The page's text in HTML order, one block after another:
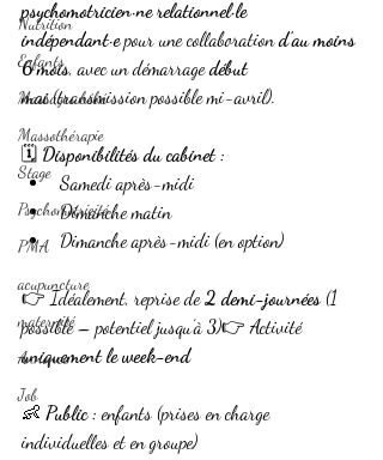
Nutrition
Enfants
Massages bébé
Massothérapie
Stage
Psychomotricité
PMA
acupuncture
maternité
Annonce
Job
psychomotricien·ne relationnel·le
indépendant·e pour une collaboration d’au moins
6 mois, avec un démarrage début
mai (transmission possible mi-avril).
🗓️ Disponibilités du cabinet :
Samedi après-midi
Dimanche matin
Dimanche après-midi (en option)
👉 Idéalement, reprise de 2 demi-journées (1
possible – potentiel jusqu’à 3)👉 Activité
uniquement le week-end
👶 Public : enfants (prises en charge
individuelles et en groupe)